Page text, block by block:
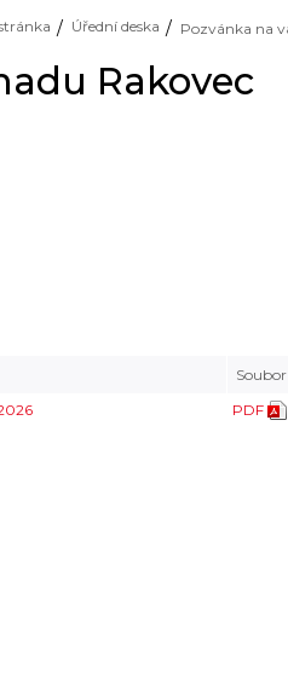
Úřední deska
Rakovec
Soubor
PDF